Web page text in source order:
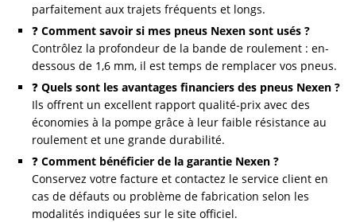
parfaitement aux trajets fréquents et longs.
❓ Comment savoir si mes pneus Nexen sont usés ?
Contrôlez la profondeur de la bande de roulement : en-
dessous de 1,6 mm, il est temps de remplacer vos pneus.
❓ Quels sont les avantages financiers des pneus Nexen ?
Ils offrent un excellent rapport qualité-prix avec des
économies à la pompe grâce à leur faible résistance au
roulement et une grande durabilité.
❓ Comment bénéficier de la garantie Nexen ?
Conservez votre facture et contactez le service client en
cas de défauts ou problème de fabrication selon les
modalités indiquées sur le site officiel.